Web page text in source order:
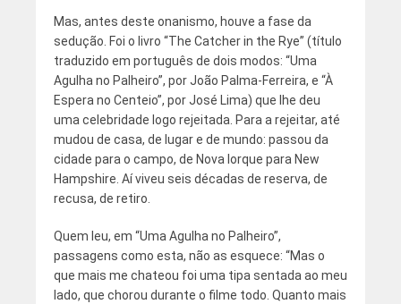
Mas, antes deste onanismo, houve a fase da
sedução. Foi o livro “The Catcher in the Rye” (título
traduzido em português de dois modos: “Uma
Agulha no Palheiro”, por João Palma-Ferreira, e “À
Espera no Centeio”, por José Lima) que lhe deu
uma celebridade logo rejeitada. Para a rejeitar, até
mudou de casa, de lugar e de mundo: passou da
cidade para o campo, de Nova Iorque para New
Hampshire. Aí viveu seis décadas de reserva, de
recusa, de retiro.
Quem leu, em “Uma Agulha no Palheiro”,
passagens como esta, não as esquece: “Mas o
que mais me chateou foi uma tipa sentada ao meu
lado, que chorou durante o filme todo. Quanto mais